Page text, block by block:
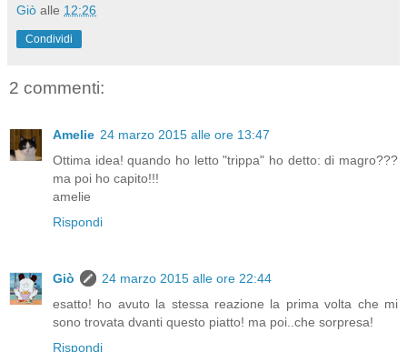
Giò alle 12:26
Condividi
2 commenti:
Amelie 24 marzo 2015 alle ore 13:47
Ottima idea! quando ho letto "trippa" ho detto: di magro???
ma poi ho capito!!!
amelie
Rispondi
Giò
24 marzo 2015 alle ore 22:44
esatto! ho avuto la stessa reazione la prima volta che mi
sono trovata dvanti questo piatto! ma poi..che sorpresa!
Rispondi